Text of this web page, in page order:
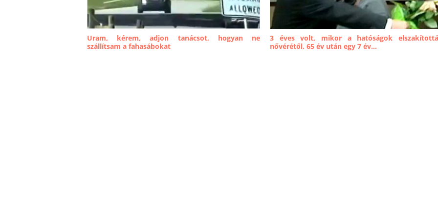
Uram, kérem, adjon tanácsot, hogyan ne
szállítsam a fahasábokat
3 éves volt, mikor a hatóságok
nővérétől. 65 év után egy 7 év...